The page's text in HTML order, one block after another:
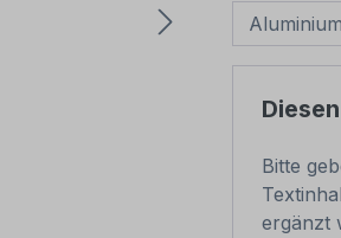
Bitte
ergänzt